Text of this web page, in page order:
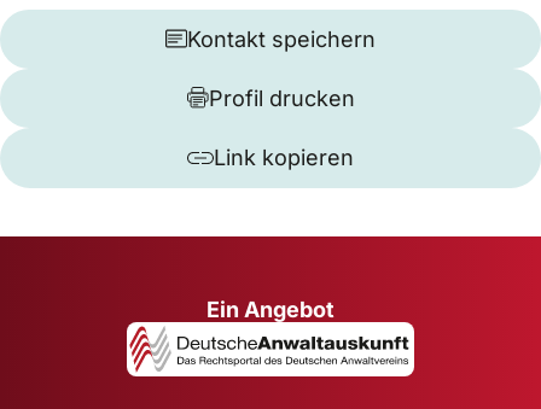
Kontakt speichern
Profil drucken
Link kopieren
Ein Angebot